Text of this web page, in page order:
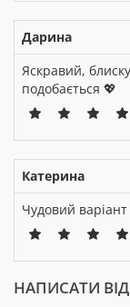
Дарина
Яскравий,
подобається 💖
Катерина
Чудовий
НАПИСАТИ